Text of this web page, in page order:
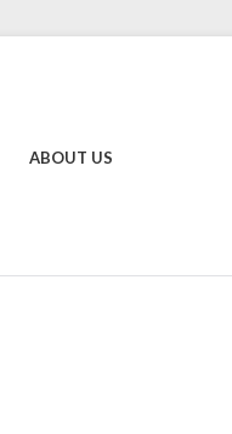
ABOUT US